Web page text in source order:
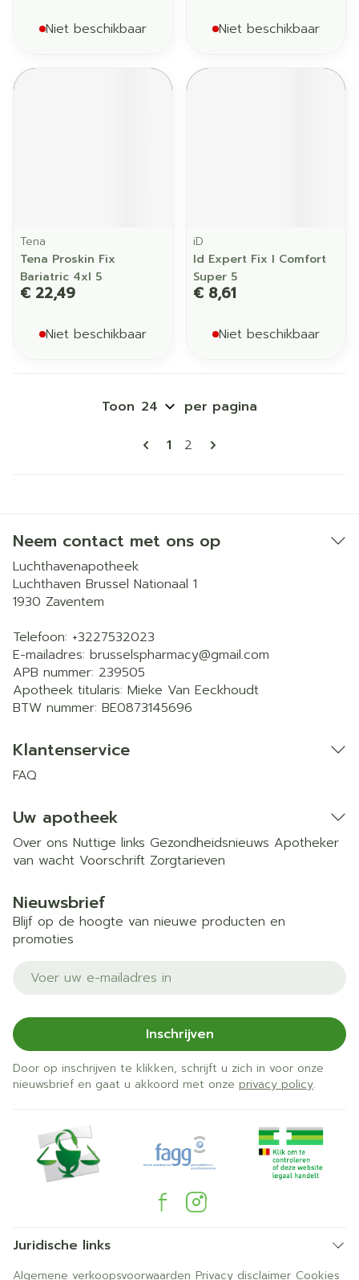
Niet beschikbaar Niet beschikbaar
Tena
Tena Proskin Fix
Bariatric 4xl 5
€ 22,49
Niet beschikbaar
iD
Id Expert Fix l Comfort
Super 5
€ 8,61
Niet beschikbaar
Pagina's
U lees momenteel pagina
1 Pagina
2
Toon per pagina
Neem contact met ons op
Luchthavenapotheek
Luchthaven Brussel Nationaal 1
1930 Zaventem
Telefoon: +3227532023
E-mailadres: brusselspharmacy@gmail.com
APB nummer: 239505
Apotheek titularis: Mieke Van Eeckhoudt
BTW nummer: BE0873145696
Klantenservice
FAQ
Uw apotheek
Over ons Nuttige links Gezondheidsnieuws Apotheker
van wacht Voorschrift Zorgtarieven
Nieuwsbrief
Blijf op de hoogte van nieuwe producten en
promoties
E-mail adres
Inschrijven
Door op inschrijven te klikken, schrijft u zich in voor onze
nieuwsbrief en gaat u akkoord met onze privacy policy.
Juridische links
Algemene verkoopsvoorwaarden Privacy disclaimer Cookies